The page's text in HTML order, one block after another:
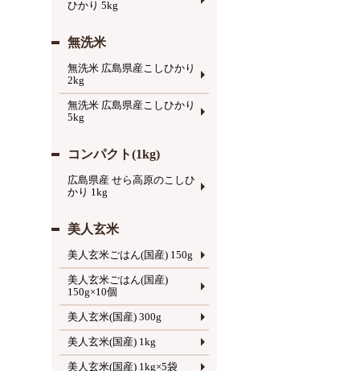
ひかり 5kg
無洗米
無洗米 広島県産こしひかり
2kg
無洗米 広島県産こしひかり
5kg
コンパクト(1kg)
広島県産 せら高原のこしひ
かり 1kg
美人玄米
美人玄米ごはん(国産) 150g
美人玄米ごはん(国産)
150g×10個
美人玄米(国産) 300g
美人玄米(国産) 1kg
美人玄米(国産) 1kg×5袋